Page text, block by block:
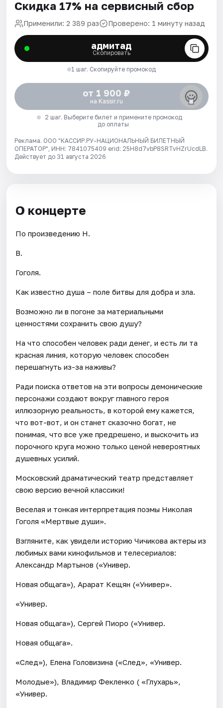
Скидка 17% на сервисный сбор
Применили: 2 389 раз Проверено: 1 минуту назад
адмитад
Скопировать
1 шаг. Скопируйте промокод
от 1 900 ₽
на Kassir.ru
2 шаг. Выберите билет и примените промокод
до оплаты
Реклама. ООО "КАССИР.РУ-НАЦИОНАЛЬНЫЙ БИЛЕТНЫЙ
ОПЕРАТОР", ИНН: 7841075409 erid: 25H8d7vbP8SRTvHZrUcdLB.
Действует до 31 августа 2026
О концерте
По произведению Н.
В.
Гоголя.
Как известно душа – поле битвы для добра и зла.
Возможно ли в погоне за материальными
ценностями сохранить свою душу?
На что способен человек ради денег, и есть ли та
красная линия, которую человек способен
перешагнуть из-за наживы?
Ради поиска ответов на эти вопросы демонические
персонажи создают вокруг главного героя
иллюзорную реальность, в которой ему кажется,
что вот-вот, и он станет сказочно богат, не
понимая, что все уже предрешено, и выскочить из
порочного круга можно только ценой невероятных
душевных усилий.
Московский драматический театр представляет
свою версию вечной классики!
Веселая и тонкая интерпретация поэмы Николая
Гоголя «Мертвые души».
Взгляните, как увидели историю Чичикова актеры из
любимых вами кинофильмов и телесериалов:
Александр Мартынов («Универ.
Новая общага»), Арарат Кещян («Универ».
«Универ.
Новая общага»), Сергей Пиоро («Универ.
Новая общага».
«След»), Елена Головизина («След», «Универ.
Молодые»), Владимир Фекленко ( «Глухарь»,
«Универ.